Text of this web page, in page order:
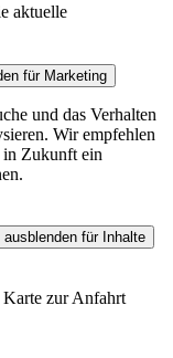
aktuelle
für Marketing
und das Verhalten
Wir empfehlen
in Zukunft ein
ausblenden für Inhalte
Karte zur Anfahrt